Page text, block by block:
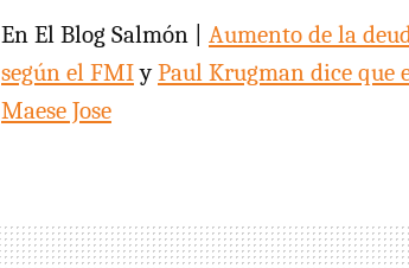
En El Blog Salmón | Aumento de la
según el FMIyPaul Krugman dice que
Maese Jose